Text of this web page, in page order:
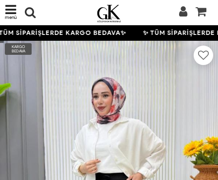
menü
SİPARİŞLERDE KARGO BEDAVA✨ ✨ TÜM SİPARİŞLERDE
KARGO
BEDAVA